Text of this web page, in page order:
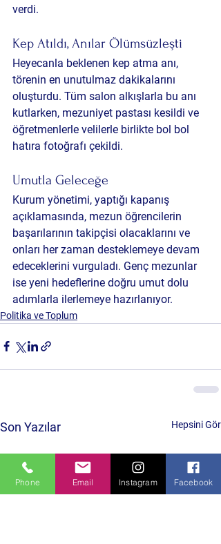
verdi.
Kep Atıldı, Anılar Ölümsüzleşti
Heyecanla beklenen kep atma anı,
törenin en unutulmaz dakikalarını
oluşturdu. Tüm salon alkışlarla bu anı
kutlarken, mezuniyet pastası kesildi ve
öğretmenlerle velilerle birlikte bol bol
hatıra fotoğrafı çekildi.
Umutla Geleceğe
Kurum yönetimi, yaptığı kapanış
açıklamasında, mezun öğrencilerin
başarılarının takipçisi olacaklarını ve
onları her zaman desteklemeye devam
edeceklerini vurguladı. Genç mezunlar
ise yeni hedeflerine doğru umut dolu
adımlarla ilerlemeye hazırlanıyor.
Politika ve Toplum
Son Yazılar Hepsini Gör
Phone Email Instagram Facebook